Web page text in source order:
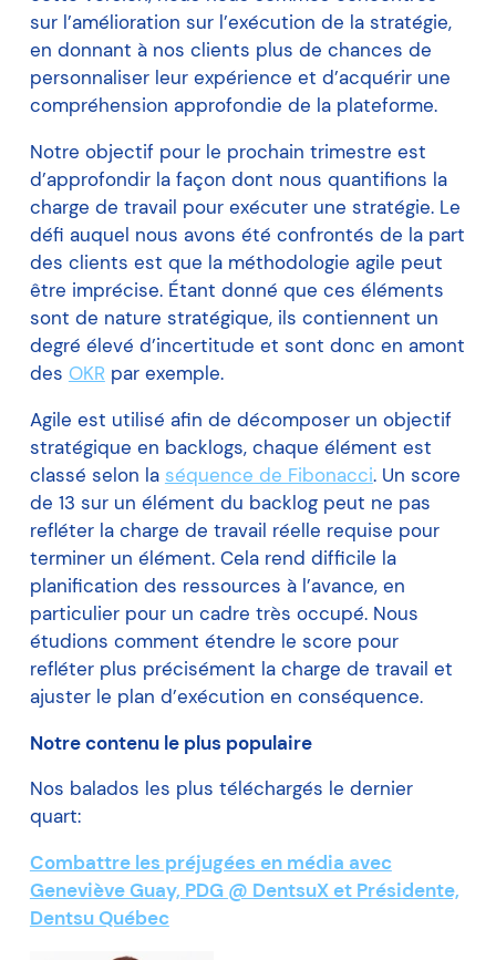
sur l’amélioration sur l’exécution de la stratégie,
en donnant à nos clients plus de chances de
personnaliser leur expérience et d’acquérir une
compréhension approfondie de la plateforme.
Notre objectif pour le prochain trimestre est
d’approfondir la façon dont nous quantifions la
charge de travail pour exécuter une stratégie. Le
défi auquel nous avons été confrontés de la part
des clients est que la méthodologie agile peut
être imprécise. Étant donné que ces éléments
sont de nature stratégique, ils contiennent un
degré élevé d’incertitude et sont donc en amont
des OKR par exemple.
Agile est utilisé afin de décomposer un objectif
stratégique en backlogs, chaque élément est
classé selon la séquence de Fibonacci. Un score
de 13 sur un élément du backlog peut ne pas
refléter la charge de travail réelle requise pour
terminer un élément. Cela rend difficile la
planification des ressources à l’avance, en
particulier pour un cadre très occupé. Nous
étudions comment étendre le score pour
refléter plus précisément la charge de travail et
ajuster le plan d’exécution en conséquence.
Notre contenu le plus populaire
Nos balados les plus téléchargés le dernier
quart:
Combattre les préjugées en média avec
Geneviève Guay, PDG @ DentsuX et Présidente,
Dentsu Québec